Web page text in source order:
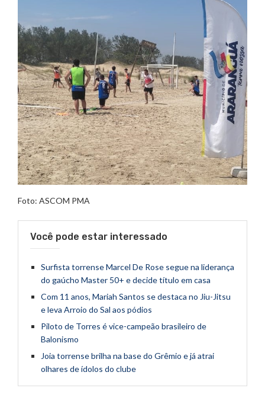
Foto: ASCOM PMA
Você pode estar interessado
Surfista torrense Marcel De Rose segue na liderança
do gaúcho Master 50+ e decide título em casa
Com 11 anos, Mariah Santos se destaca no Jiu-Jitsu
e leva Arroio do Sal aos pódios
Piloto de Torres é vice-campeão brasileiro de
Balonismo
Joia torrense brilha na base do Grêmio e já atrai
olhares de ídolos do clube